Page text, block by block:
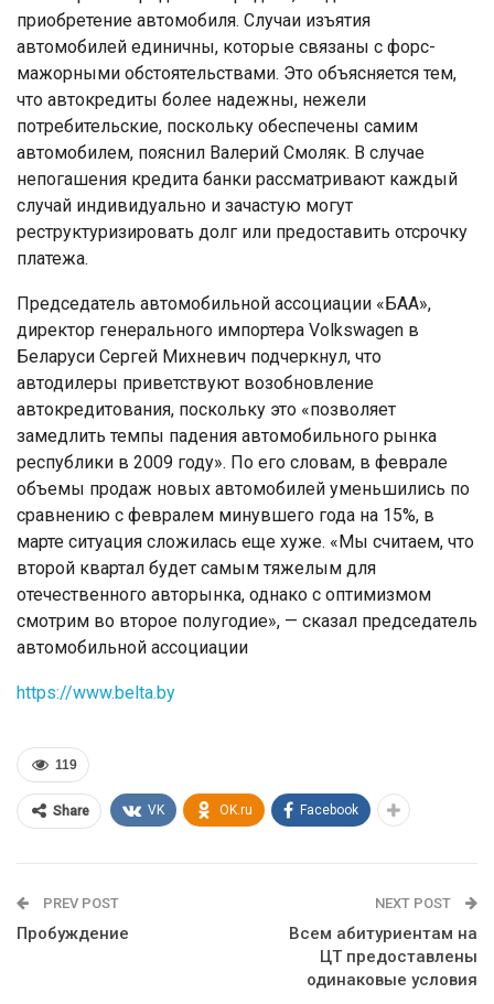
приобретение автомобиля. Случаи изъятия
автомобилей единичны, которые связаны с форс-
мажорными обстоятельствами. Это объясняется тем,
что автокредиты более надежны, нежели
потребительские, поскольку обеспечены самим
автомобилем, пояснил Валерий Смоляк. В случае
непогашения кредита банки рассматривают каждый
случай индивидуально и зачастую могут
реструктуризировать долг или предоставить отсрочку
платежа.
Председатель автомобильной ассоциации «БАА»,
директор генерального импортера Volkswagen в
Беларуси Сергей Михневич подчеркнул, что
автодилеры приветствуют возобновление
автокредитования, поскольку это «позволяет
замедлить темпы падения автомобильного рынка
республики в 2009 году». По его словам, в феврале
объемы продаж новых автомобилей уменьшились по
сравнению с февралем минувшего года на 15%, в
марте ситуация сложилась еще хуже. «Мы считаем, что
второй квартал будет самым тяжелым для
отечественного авторынка, однако с оптимизмом
смотрим во второе полугодие», — сказал председатель
автомобильной ассоциации
https://www.belta.by
119
Share VK OK.ru Facebook
PREV POST
Пробуждение
NEXT POST
Всем абитуриентам на
ЦТ предоставлены
одинаковые условия